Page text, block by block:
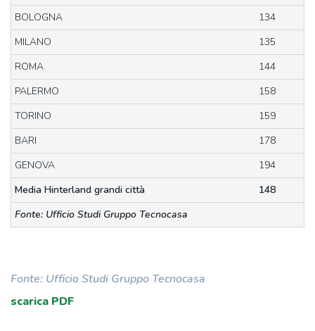
BOLOGNA
134
MILANO
135
ROMA
144
PALERMO
158
TORINO
159
BARI
178
GENOVA
194
Media Hinterland grandi città
148
Fonte: Ufficio Studi Gruppo Tecnocasa
Fonte: Ufficio Studi Gruppo Tecnocasa
scarica PDF